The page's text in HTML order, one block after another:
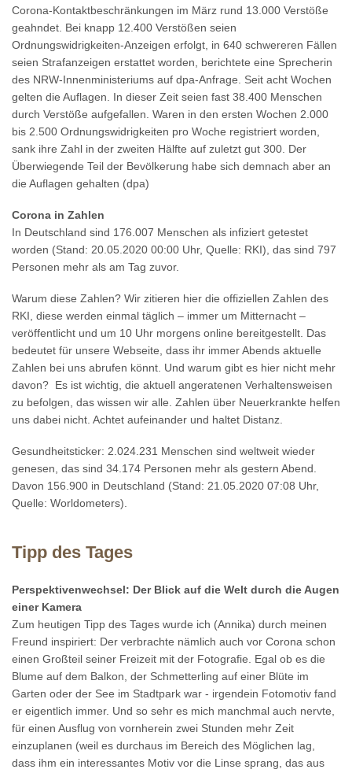
Corona-Kontaktbeschränkungen im März rund 13.000 Verstöße
geahndet. Bei knapp 12.400 Verstößen seien
Ordnungswidrigkeiten-Anzeigen erfolgt, in 640 schwereren Fällen
seien Strafanzeigen erstattet worden, berichtete eine Sprecherin
des NRW-Innenministeriums auf dpa-Anfrage. Seit acht Wochen
gelten die Auflagen. In dieser Zeit seien fast 38.400 Menschen
durch Verstöße aufgefallen. Waren in den ersten Wochen 2.000
bis 2.500 Ordnungswidrigkeiten pro Woche registriert worden,
sank ihre Zahl in der zweiten Hälfte auf zuletzt gut 300. Der
Überwiegende Teil der Bevölkerung habe sich demnach aber an
die Auflagen gehalten (dpa)
Corona in Zahlen
In Deutschland sind 176.007 Menschen als infiziert getestet
worden (Stand: 20.05.2020 00:00 Uhr, Quelle: RKI), das sind 797
Personen mehr als am Tag zuvor.
Warum diese Zahlen? Wir zitieren hier die offiziellen Zahlen des
RKI, diese werden einmal täglich – immer um Mitternacht –
veröffentlicht und um 10 Uhr morgens online bereitgestellt. Das
bedeutet für unsere Webseite, dass ihr immer Abends aktuelle
Zahlen bei uns abrufen könnt. Und warum gibt es hier nicht mehr
davon? Es ist wichtig, die aktuell angeratenen Verhaltensweisen
zu befolgen, das wissen wir alle. Zahlen über Neuerkrankte helfen
uns dabei nicht. Achtet aufeinander und haltet Distanz.
Gesundheitsticker: 2.024.231 Menschen sind weltweit wieder
genesen, das sind 34.174 Personen mehr als gestern Abend.
Davon 156.900 in Deutschland (Stand: 21.05.2020 07:08 Uhr,
Quelle: Worldometers).
Tipp des Tages
Perspektivenwechsel: Der Blick auf die Welt durch die Augen
einer Kamera
Zum heutigen Tipp des Tages wurde ich (Annika) durch meinen
Freund inspiriert: Der verbrachte nämlich auch vor Corona schon
einen Großteil seiner Freizeit mit der Fotografie. Egal ob es die
Blume auf dem Balkon, der Schmetterling auf einer Blüte im
Garten oder der See im Stadtpark war - irgendein Fotomotiv fand
er eigentlich immer. Und so sehr es mich manchmal auch nervte,
für einen Ausflug von vornherein zwei Stunden mehr Zeit
einzuplanen (weil es durchaus im Bereich des Möglichen lag,
dass ihm ein interessantes Motiv vor die Linse sprang, das aus